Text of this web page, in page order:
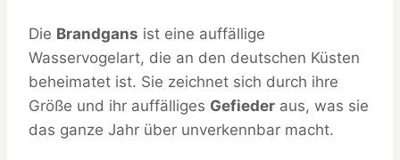
Die Brandgans ist eine auffällige
Wasservogelart, die an den deutschen Küsten
beheimatet ist. Sie zeichnet sich durch ihre
Größe und ihr auffälliges Gefieder aus, was sie
das ganze Jahr über unverkennbar macht.